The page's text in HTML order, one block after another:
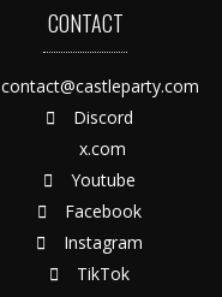
CONTACT
contact@castleparty.com
Discord
x.com
Youtube
Facebook
Instagram
TikTok